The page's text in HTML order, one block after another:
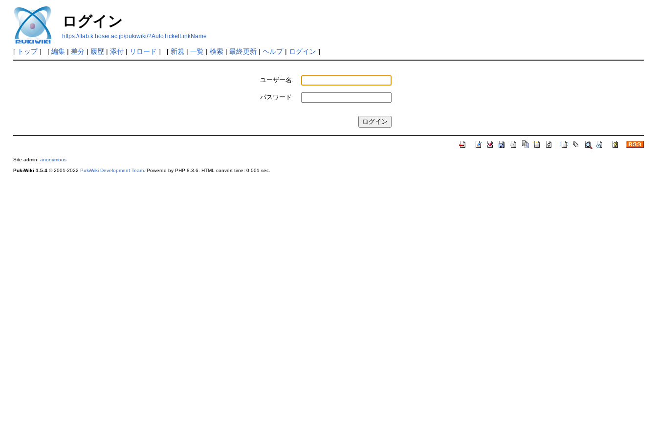
ログイン
https://flab.k.hosei.ac.jp/pukiwiki/?AutoTicketLinkName
[ トップ] [ 編集| 差分| 履歴| 添付| リロード ] [ 新規 | 一覧| 検索| 最終更新| ヘルプ| ログイン ]
ユーザー名:
パスワード:
Site admin: anonymous
PukiWiki 1.5.4© 2001-2022 PukiWiki Development Team. Powered by PHP 8.3.6. HTML convert time: 0.001 sec.